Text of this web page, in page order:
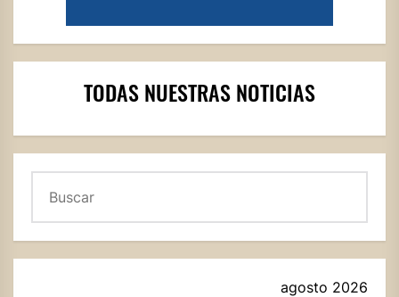
TODAS NUESTRAS NOTICIAS
agosto 2026